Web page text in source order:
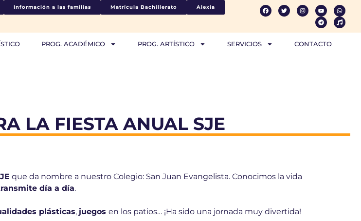
Información a las familias Matrícula Bachillerato Alexia
PROG. ACADÉMICO PROG. ARTÍSTICO SERVICIOS CONTACTO
LA FIESTA ANUAL SJE
que da nombre a nuestro Colegio: San Juan Evangelista. Conocimos la vida
día a día.
plásticas, juegos en los patios… ¡Ha sido una jornada muy divertida!